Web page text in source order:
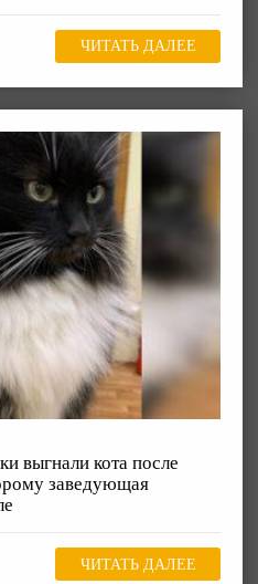
ЧИТАТЬ ДАЛЕЕ
выгнали кота после
заведующая
ЧИТАТЬ ДАЛЕЕ